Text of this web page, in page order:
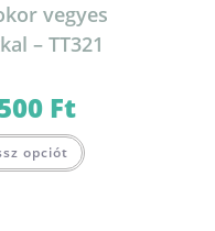
vegyes
– TT321
Ft
opciót